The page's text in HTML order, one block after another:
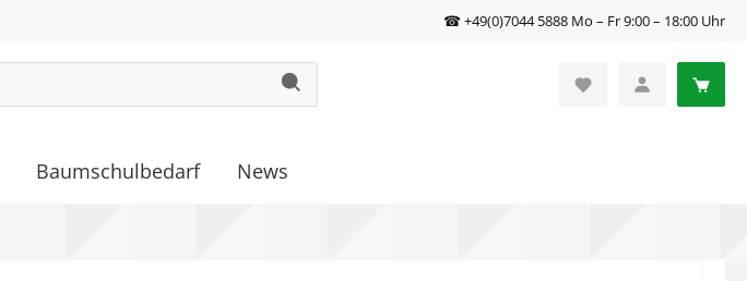
☎ +49(0)7044 5888 Mo – Fr 9:00 – 18:00 Uhr
Baumschulbedarf News